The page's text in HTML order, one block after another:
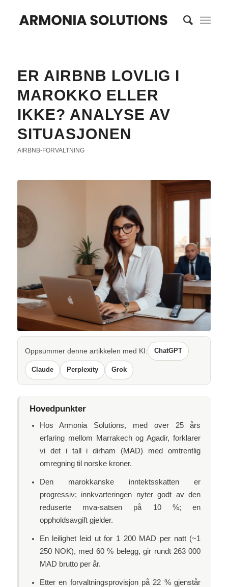
ER AIRBNB LOVLIG I
MAROKKO ELLER
IKKE? ANALYSE AV
SITUASJONEN
AIRBNB-FORVALTNING
Oppsummer denne artikkelen med KI: ChatGPT
Claude Perplexity Grok
Hovedpunkter
Hos Armonia Solutions, med over 25 års
erfaring mellom Marrakech og Agadir, forklarer
vi det i tall i dirham (MAD) med omtrentlig
omregning til norske kroner.
Den marokkanske inntektsskatten er
progressiv; innkvarteringen nyter godt av den
reduserte mva-satsen på 10 %; en
oppholdsavgift gjelder.
En leilighet leid ut for 1 200 MAD per natt (~1
250 NOK), med 60 % belegg, gir rundt 263 000
MAD brutto per år.
Etter en forvaltningsprovisjon på 22 % gjenstår